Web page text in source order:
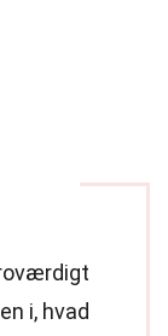
i, hvad